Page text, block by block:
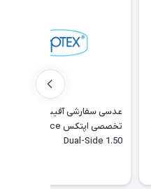
عدسی سفارشی آفیس فوق
تخصصی اپتکس Optex Office
Dual-Side 1.50